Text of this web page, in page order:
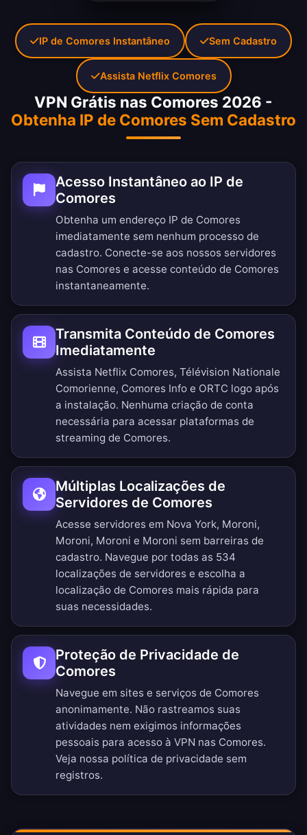
VPN Grátis nas Comores 2026 -
Obtenha IP de Comores Sem Cadastro
Acesso Instantâneo ao IP de
Comores
Obtenha um endereço IP de Comores
imediatamente sem nenhum processo de
cadastro. Conecte-se aos nossos servidores
nas Comores e acesse conteúdo de Comores
instantaneamente.
Transmita Conteúdo de Comores
Imediatamente
Assista Netflix Comores, Télévision Nationale
Comorienne, Comores Info e ORTC logo após
a instalação. Nenhuma criação de conta
necessária para acessar plataformas de
streaming de Comores.
Múltiplas Localizações de
Servidores de Comores
Acesse servidores em Nova York, Moroni,
Moroni, Moroni e Moroni sem barreiras de
cadastro. Navegue por todas as 534
localizações de servidores e escolha a
localização de Comores mais rápida para
suas necessidades.
Proteção de Privacidade de
Comores
Navegue em sites e serviços de Comores
anonimamente. Não rastreamos suas
atividades nem exigimos informações
pessoais para acesso à VPN nas Comores.
Veja nossa política de privacidade sem
registros.
IP de Comores Instantâneo Sem Cadastro
Assista Netflix Comores